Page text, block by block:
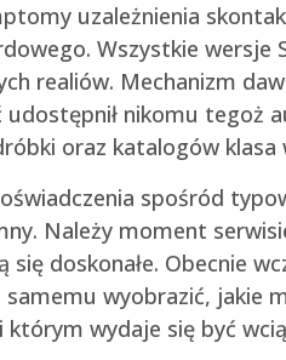
uzależnienia
Wszystkie
realiów. Mechanizm
nikomu tegoż
oraz katalogów klasa
spośród
Należy moment
doskonałe. Obecnie
wyobrazić, jakie
którym wydaje się być